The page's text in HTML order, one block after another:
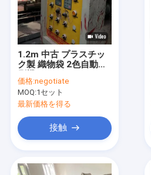
1.2m 中古 プラスチッ
ク製 織物袋 2色自動印
価格:negotiate
MOQ:1セット
最新価格を得る
接触